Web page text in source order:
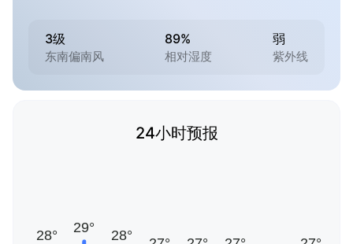
3级
东南偏南风
89%
相对湿度
弱
紫外线
24小时预报